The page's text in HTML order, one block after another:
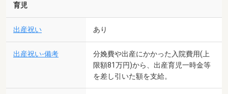
育児
出産祝い あり
出産祝い-備考
分娩費や出産にかかった入院費用(上
限額81万円)から、出産育児一時金等
を差し引いた額を支給。